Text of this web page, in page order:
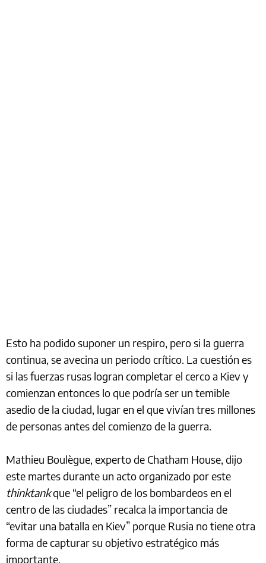
Esto ha podido suponer un respiro, pero si la guerra
continua, se avecina un periodo crítico. La cuestión es
si las fuerzas rusas logran completar el cerco a Kiev y
comienzan entonces lo que podría ser un temible
asedio de la ciudad, lugar en el que vivían tres millones
de personas antes del comienzo de la guerra.
Mathieu Boulègue, experto de Chatham House, dijo
este martes durante un acto organizado por este
thinktankque “el peligro de los bombardeos en el
centro de las ciudades” recalca la importancia de
“evitar una batalla en Kiev” porque Rusia no tiene otra
forma de capturar su objetivo estratégico más
importante.